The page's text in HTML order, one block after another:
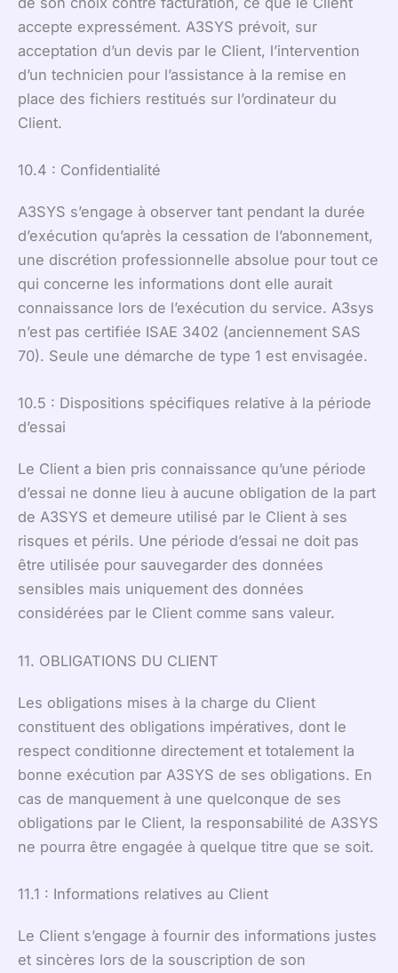
accepte expressément. A3SYS prévoit, sur
acceptation d’un devis par le Client, l’intervention
d’un technicien pour l’assistance à la remise en
place des fichiers restitués sur l’ordinateur du
Client.
10.4 : Confidentialité
A3SYS s’engage à observer tant pendant la durée
d’exécution qu’après la cessation de l’abonnement,
une discrétion professionnelle absolue pour tout ce
qui concerne les informations dont elle aurait
connaissance lors de l’exécution du service. A3sys
n’est pas certifiée ISAE 3402 (anciennement SAS
70). Seule une démarche de type 1 est envisagée.
10.5 : Dispositions spécifiques relative à la période
d’essai
Le Client a bien pris connaissance qu’une période
d’essai ne donne lieu à aucune obligation de la part
de A3SYS et demeure utilisé par le Client à ses
risques et périls. Une période d’essai ne doit pas
être utilisée pour sauvegarder des données
sensibles mais uniquement des données
considérées par le Client comme sans valeur.
11. OBLIGATIONS DU CLIENT
Les obligations mises à la charge du Client
constituent des obligations impératives, dont le
respect conditionne directement et totalement la
bonne exécution par A3SYS de ses obligations. En
cas de manquement à une quelconque de ses
obligations par le Client, la responsabilité de A3SYS
ne pourra être engagée à quelque titre que se soit.
11.1 : Informations relatives au Client
Le Client s’engage à fournir des informations justes
et sincères lors de la souscription de son